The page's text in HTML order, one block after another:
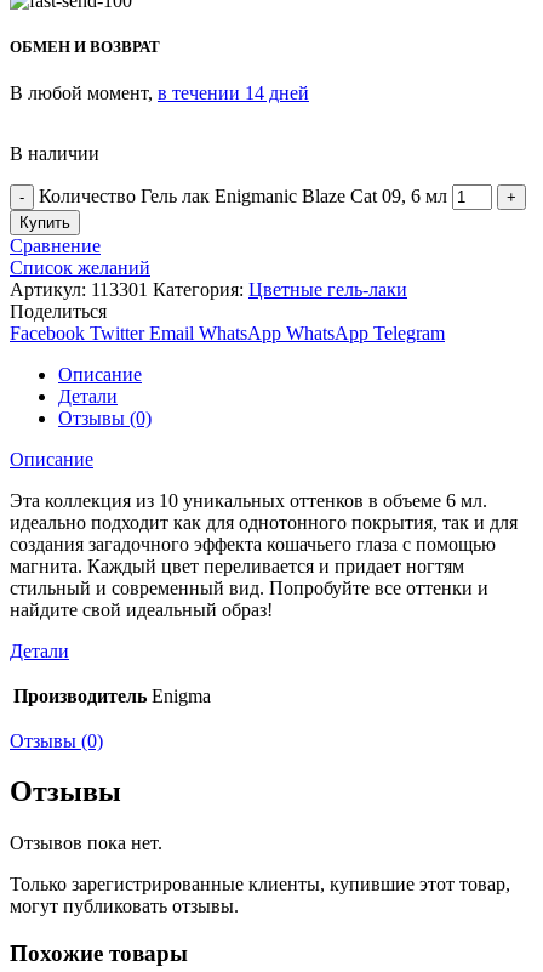
ОБМЕН И ВОЗВРАТ
В любой момент, в течении 14 дней
В наличии
Количество Гель лак Enigmanic Blaze Cat 09, 6 мл
Купить
Сравнение
Список желаний
Артикул: 113301 Категория: Цветные гель-лаки
Поделиться
Facebook Twitter Email WhatsApp WhatsApp Telegram
Описание
Детали
Отзывы (0)
Описание
Эта коллекция из 10 уникальных оттенков в объеме 6 мл.
идеально подходит как для однотонного покрытия, так и для
создания загадочного эффекта кошачьего глаза с помощью
магнита. Каждый цвет переливается и придает ногтям
стильный и современный вид. Попробуйте все оттенки и
найдите свой идеальный образ!
Детали
Производитель Enigma
Отзывы (0)
Отзывы
Отзывов пока нет.
Только зарегистрированные клиенты, купившие этот товар,
могут публиковать отзывы.
Похожие товары